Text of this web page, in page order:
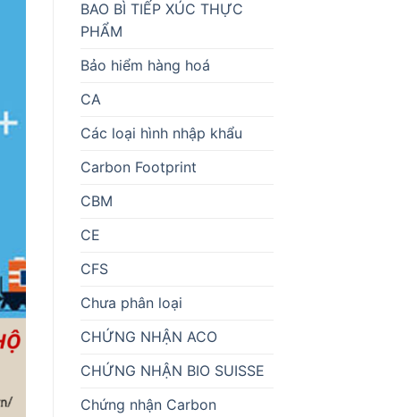
BAO BÌ TIẾP XÚC THỰC
PHẨM
Bảo hiểm hàng hoá
CA
Các loại hình nhập khẩu
Carbon Footprint
CBM
CE
CFS
Chưa phân loại
CHỨNG NHẬN ACO
CHỨNG NHẬN BIO SUISSE
Chứng nhận Carbon